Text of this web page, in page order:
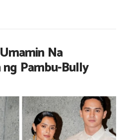
Na
ng Pambu-Bully